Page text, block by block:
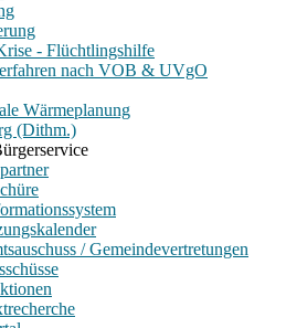
- Flüchtlingshilfe
nach VOB & UVgO
Wärmeplanung
(Dithm.)
/ Gemeindevertretungen